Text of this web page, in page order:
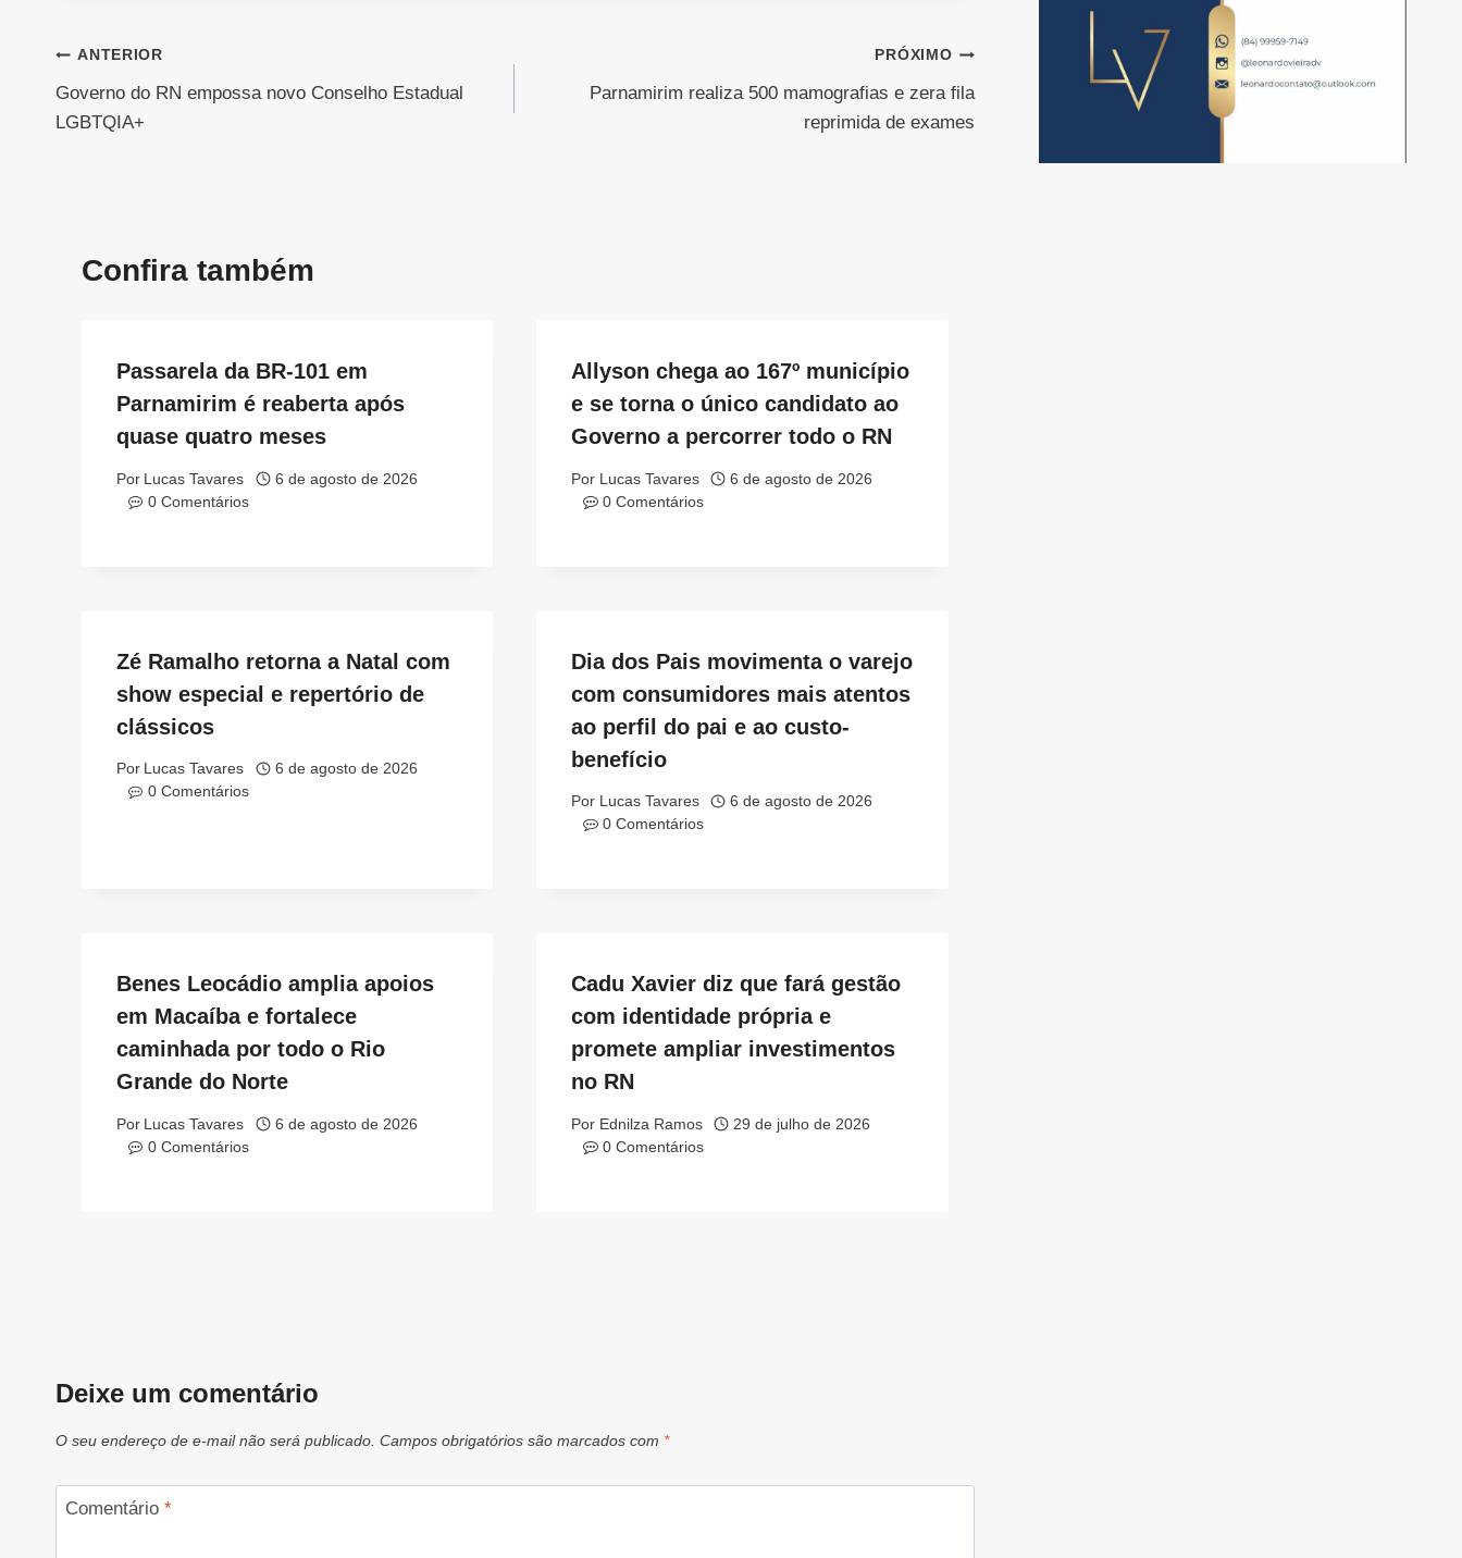
Navegação
de
ANTERIOR
Governo do RN empossa novo Conselho Estadual
LGBTQIA+
PRÓXIMO
Parnamirim realiza 500 mamografias e zera fila
reprimida de exames
Confira também
Passarela da BR-101 em
Parnamirim é reaberta após
quase quatro meses
Por Lucas Tavares
6 de agosto de 2026
0 Comentários
Allyson chega ao 167º município
e se torna o único candidato ao
Governo a percorrer todo o RN
Por Lucas Tavares
6 de agosto de 2026
0 Comentários
Zé Ramalho retorna a Natal com
show especial e repertório de
clássicos
Por Lucas Tavares
6 de agosto de 2026
0 Comentários
Dia dos Pais movimenta o varejo
com consumidores mais atentos
ao perfil do pai e ao custo-
benefício
Por Lucas Tavares
6 de agosto de 2026
0 Comentários
Benes Leocádio amplia apoios
em Macaíba e fortalece
caminhada por todo o Rio
Grande do Norte
Por Lucas Tavares
6 de agosto de 2026
0 Comentários
Cadu Xavier diz que fará gestão
com identidade própria e
promete ampliar investimentos
no RN
Por Ednilza Ramos
29 de julho de 2026
0 Comentários
Deixe um comentário
O seu endereço de e-mail não será publicado. Campos obrigatórios são marcados com *
Comentário *